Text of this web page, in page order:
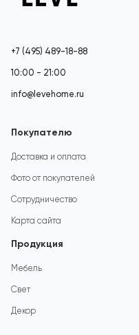
+7 (495) 489-18-88
10:00 - 21:00
info@levehome.ru
Покупателю
Доставка и оплата
Фото от покупателей
Сотрудничество
Карта сайта
Продукция
Мебель
Свет
Декор